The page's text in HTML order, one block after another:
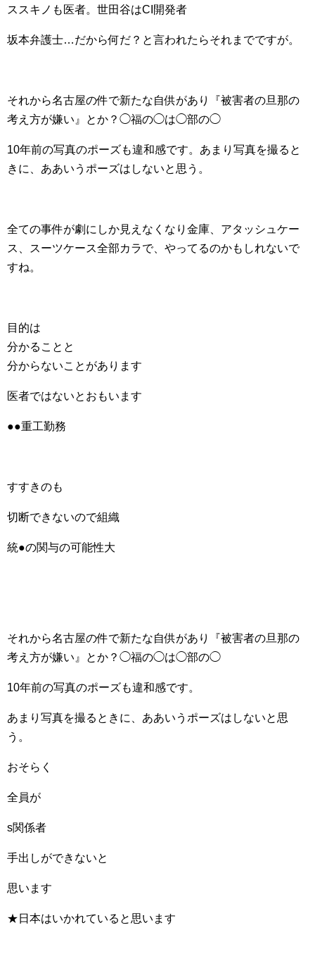
ススキノも医者。世田谷はCI開発者
坂本弁護士…だから何だ？と言われたらそれまでですが。
それから名古屋の件で新たな自供があり『被害者の旦那の
考え方が嫌い』とか？◯福の◯は◯部の◯
10年前の写真のポーズも違和感です。あまり写真を撮ると
きに、ああいうポーズはしないと思う。
全ての事件が劇にしか見えなくなり金庫、アタッシュケー
ス、スーツケース全部カラで、やってるのかもしれないで
すね。
目的は
分かることと
分からないことがあります
医者ではないとおもいます
●●重工勤務
すすきのも
切断できないので組織
統●の関与の可能性大
それから名古屋の件で新たな自供があり『被害者の旦那の
考え方が嫌い』とか？◯福の◯は◯部の◯
10年前の写真のポーズも違和感です。
あまり写真を撮るときに、ああいうポーズはしないと思
う。
おそらく
全員が
s関係者
手出しができないと
思います
★日本はいかれていると思います